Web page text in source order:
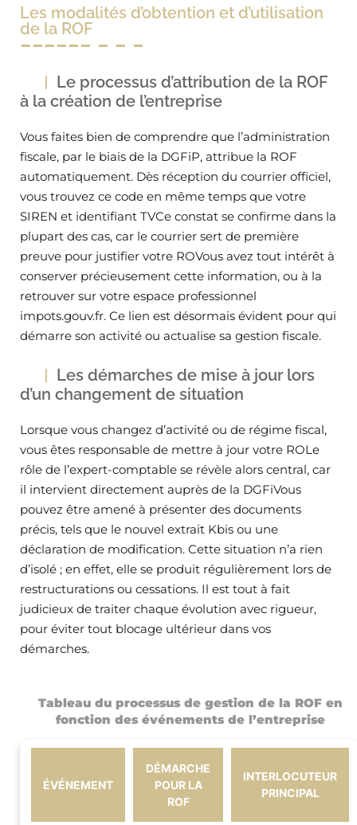
Les modalités d’obtention et d’utilisation
de la ROF
Le processus d’attribution de la ROF
à la création de l’entreprise
Vous faites bien de comprendre que l’administration
fiscale, par le biais de la DGFiP, attribue la ROF
automatiquement. Dès réception du courrier officiel,
vous trouvez ce code en même temps que votre
SIREN et identifiant TVCe constat se confirme dans la
plupart des cas, car le courrier sert de première
preuve pour justifier votre ROVous avez tout intérêt à
conserver précieusement cette information, ou à la
retrouver sur votre espace professionnel
impots.gouv.fr. Ce lien est désormais évident pour qui
démarre son activité ou actualise sa gestion fiscale.
Les démarches de mise à jour lors
d’un changement de situation
Lorsque vous changez d’activité ou de régime fiscal,
vous êtes responsable de mettre à jour votre ROLe
rôle de l’expert-comptable se révèle alors central, car
il intervient directement auprès de la DGFiVous
pouvez être amené à présenter des documents
précis, tels que le nouvel extrait Kbis ou une
déclaration de modification. Cette situation n’a rien
d’isolé ; en effet, elle se produit régulièrement lors de
restructurations ou cessations. Il est tout à fait
judicieux de traiter chaque évolution avec rigueur,
pour éviter tout blocage ultérieur dans vos
démarches.
Tableau du processus de gestion de la ROF en
fonction des événements de l’entreprise
ÉVÉNEMENT
DÉMARCHE
POUR LA
ROF
INTERLOCUTEUR
PRINCIPAL